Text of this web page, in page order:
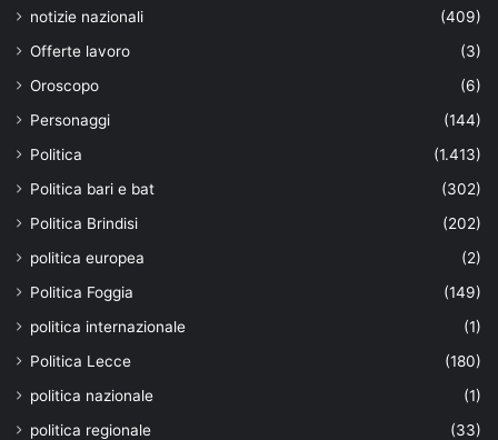
notizie nazionali
(409)
Offerte lavoro
(3)
Oroscopo
(6)
Personaggi
(144)
Politica
(1.413)
Politica bari e bat
(302)
Politica Brindisi
(202)
politica europea
(2)
Politica Foggia
(149)
politica internazionale
(1)
Politica Lecce
(180)
politica nazionale
(1)
politica regionale
(33)